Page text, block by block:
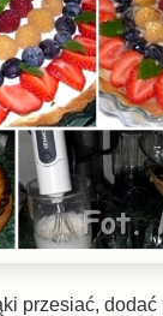
przesiać,